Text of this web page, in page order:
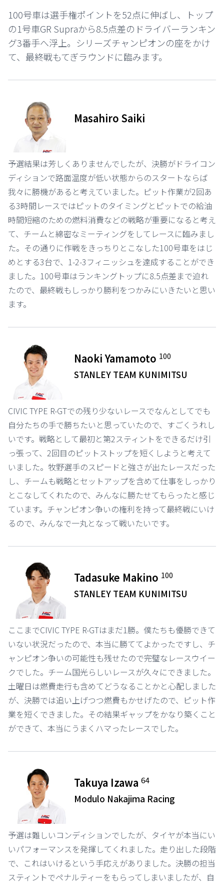
100号車は選手権ポイントを52点に伸ばし、トップ
の1号車GR Supraから8.5点差のドライバーランキン
グ3番手へ浮上。シリーズチャンピオンの座をかけ
て、最終戦もてぎラウンドに臨みます。
Masahiro Saiki
予選結果は芳しくありませんでしたが、決勝がドライコン
ディションで路面温度が低い状態からのスタートならば
我々に勝機があると考えていました。ピット作業が2回あ
る3時間レースではピットのタイミングとピットでの給油
時間短縮のための燃料消費などの戦略が重要になると考え
て、チームと綿密なミーティングをしてレースに臨みまし
た。その通りに作戦をきっちりとこなした100号車をはじ
めとする3台で、1-2-3フィニッシュを達成することができ
ました。100号車はランキングトップに8.5点差まで迫れ
たので、最終戦もしっかり勝利をつかみにいきたいと思い
ます。
Naoki Yamamoto 100
STANLEY TEAM KUNIMITSU
CIVIC TYPE R-GTでの残り少ないレースでなんとしてでも
自分たちの手で勝ちたいと思っていたので、すごくうれし
いです。戦略として最初と第2スティントをできるだけ引
っ張って、2回目のピットストップを短くしようと考えて
いました。牧野選手のスピードと強さが出たレースだった
し、チームも戦略とセットアップを含めて仕事をしっかり
とこなしてくれたので、みんなに勝たせてもらったと感じ
ています。チャンピオン争いの権利を持って最終戦にいけ
るので、みんなで一丸となって戦いたいです。
Tadasuke Makino 100
STANLEY TEAM KUNIMITSU
ここまでCIVIC TYPE R-GTはまだ1勝。僕たちも優勝できて
いない状況だったので、本当に勝ててよかったですし、チ
ャンピオン争いの可能性も残せたので完璧なレースウイー
クでした。チーム国光らしいレースが久々にできました。
土曜日は燃費走行も含めてどうなることかと心配しました
が、決勝では追い上げつつ燃費もかせげたので、ピット作
業を短くできました。その結果ギャップをかなり築くこと
ができて、本当にうまくハマったレースでした。
Takuya Izawa64
Modulo Nakajima Racing
予選は難しいコンディションでしたが、タイヤが本当にい
いパフォーマンスを発揮してくれました。走り出した段階
で、これはいけるという手応えがありました。決勝の担当
スティントでペナルティーをもらってしまいましたが、自